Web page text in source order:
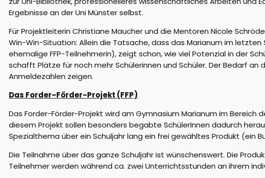
Ergebnisse an der Uni Münster selbst.
Für Projektleiterin Christiane Maucher und die Mentoren Nicole
Win-Win-Situation: Allein die Tatsache, dass das Marianum im
ehemalige FFP-Teilnehmerin), zeigt schon, wie viel Potenzialin der
schafft Plätze für noch mehr Schülerinnen und Schüler. Der Bedarf an
Anmeldezahlen zeigen.
Das Forder-Förder-Projekt (FFP)
Das Forder-Förder-Projekt wird am Gymnasium Marianum im Bereich
diesem Projekt sollen besonders begabte SchülerInnen dadurch
Spezialthema über ein Schuljahr lang ein frei gewähltes Produkt (ein
Die Teilnahme über das ganze Schuljahr ist wünschenswert. Die
Teilnehmerwerden während ca. zwei Unterrichtsstunden an ihrem